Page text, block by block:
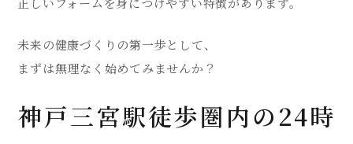
未来の健康づくりの第一歩として、
まずは無理なく始めてみませんか？
神戸三宮駅徒歩圏内の24時